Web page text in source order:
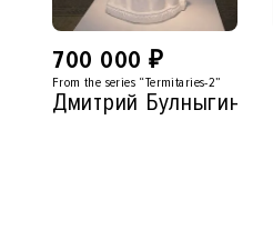
700 000 ₽
From the series “Termitaries-2”
Дмитрий Булныгин